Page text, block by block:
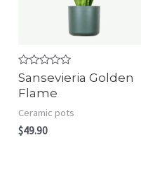
Rated
0
out
5
Sansevieria Golden
Flame
Ceramic pots
$49.90